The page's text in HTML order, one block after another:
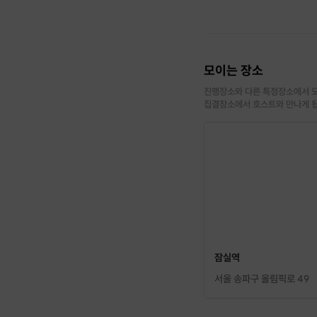
모이는 장소
진행장소와 다른 특정장소에서
집결장소에서 호스트와 만나게
잠실역
서울 송파구 올림픽로 49